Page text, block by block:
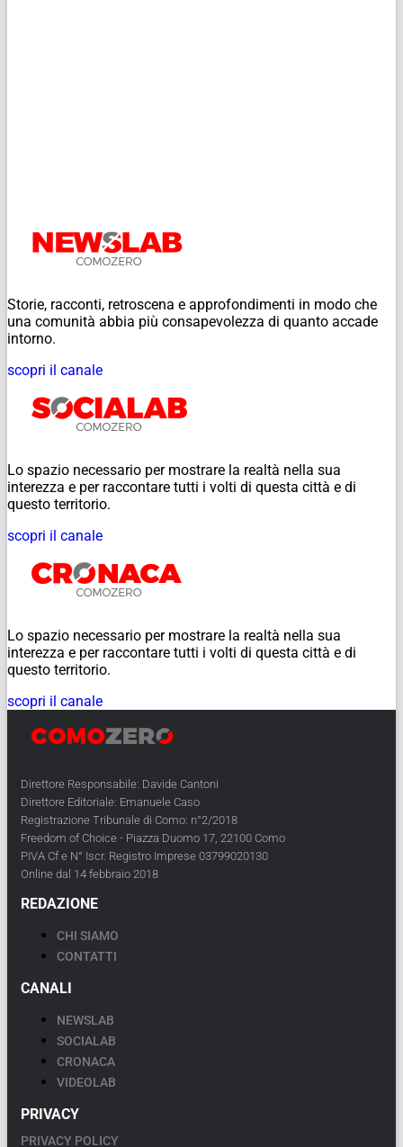
Storie, racconti, retroscena e approfondimenti in modo che
una comunità abbia più consapevolezza di quanto accade
intorno.
scopri il canale
Lo spazio necessario per mostrare la realtà nella sua
interezza e per raccontare tutti i volti di questa città e di
questo territorio.
scopri il canale
Lo spazio necessario per mostrare la realtà nella sua
interezza e per raccontare tutti i volti di questa città e di
questo territorio.
scopri il canale
Direttore Responsabile: Davide Cantoni
Direttore Editoriale: Emanuele Caso
Registrazione Tribunale di Como: n°2/2018
Freedom of Choice - Piazza Duomo 17, 22100 Como
PIVA Cf e N° Iscr. Registro Imprese 03799020130
Online dal 14 febbraio 2018
REDAZIONE
CHI SIAMO
CONTATTI
CANALI
NEWSLAB
SOCIALAB
CRONACA
VIDEOLAB
PRIVACY
PRIVACY POLICY